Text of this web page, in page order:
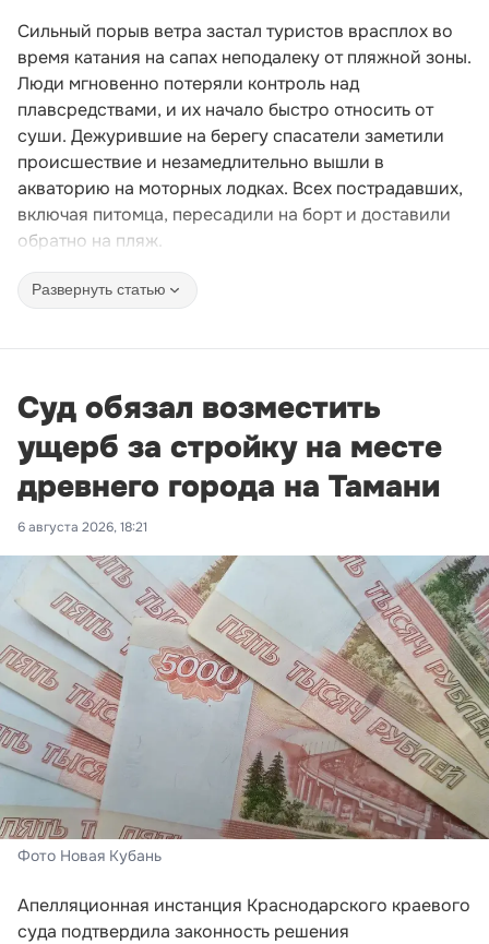
Сильный порыв ветра застал туристов врасплох во
время катания на сапах неподалеку от пляжной зоны.
Люди мгновенно потеряли контроль над
плавсредствами, и их начало быстро относить от
суши. Дежурившие на берегу спасатели заметили
происшествие и незамедлительно вышли в
акваторию на моторных лодках. Всех пострадавших,
включая питомца, пересадили на борт и доставили
обратно на пляж.
Развернуть статью
Суд обязал возместить
ущерб за стройку на месте
древнего города на Тамани
6 августа 2026, 18:21
Фото Новая Кубань
Апелляционная инстанция Краснодарского краевого
суда подтвердила законность решения